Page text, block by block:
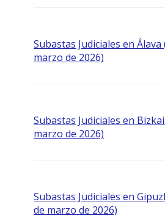
Subastas Judiciales en
marzo de 2026)
Subastas Judiciales en
marzo de 2026)
Subastas Judiciales en
de marzo de 2026)